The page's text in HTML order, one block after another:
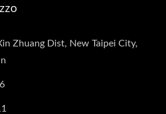
Zhuang Dist, New Taipei City,